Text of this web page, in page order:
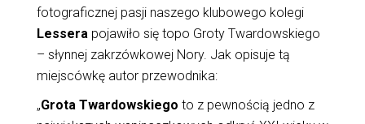
fotograficznej pasji naszego klubowego kolegi
Lesserapojawiło się topo Groty Twardowskiego
– słynnej zakrzówkowej Nory. Jak opisuje tą
miejscówkę autor przewodnika:
„Grota Twardowskiego to z pewnością jedno z